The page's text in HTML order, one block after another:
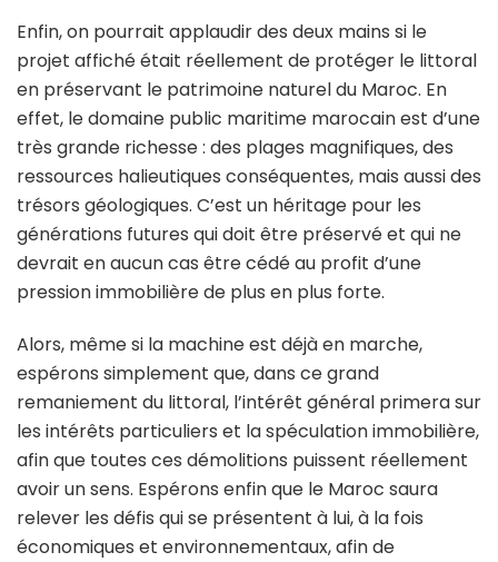
Enfin, on pourrait applaudir des deux mains si le
projet affiché était réellement de protéger le littoral
en préservant le patrimoine naturel du Maroc. En
effet, le domaine public maritime marocain est d’une
très grande richesse : des plages magnifiques, des
ressources halieutiques conséquentes, mais aussi des
trésors géologiques. C’est un héritage pour les
générations futures qui doit être préservé et qui ne
devrait en aucun cas être cédé au profit d’une
pression immobilière de plus en plus forte.
Alors, même si la machine est déjà en marche,
espérons simplement que, dans ce grand
remaniement du littoral, l’intérêt général primera sur
les intérêts particuliers et la spéculation immobilière,
afin que toutes ces démolitions puissent réellement
avoir un sens. Espérons enfin que le Maroc saura
relever les défis qui se présentent à lui, à la fois
économiques et environnementaux, afin de